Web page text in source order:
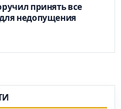
принять все
недопущения